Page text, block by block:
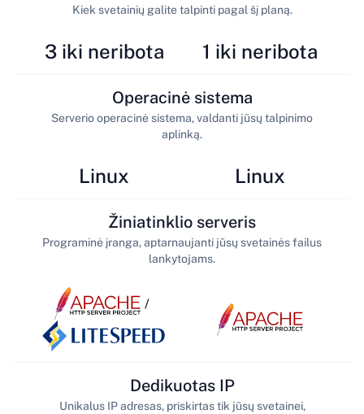
3 iki neribota
Kiek svetainių galite talpinti pagal šį planą.
1 iki neribota
Linux
Operacinė sistema
Serverio operacinė sistema, valdanti jūsų talpinimo
aplinką.
Linux
/
Žiniatinklio serveris
Programinė įranga, aptarnaujanti jūsų svetainės failus
lankytojams.
Dedikuotas IP
Unikalus IP adresas, priskirtas tik jūsų svetainei,